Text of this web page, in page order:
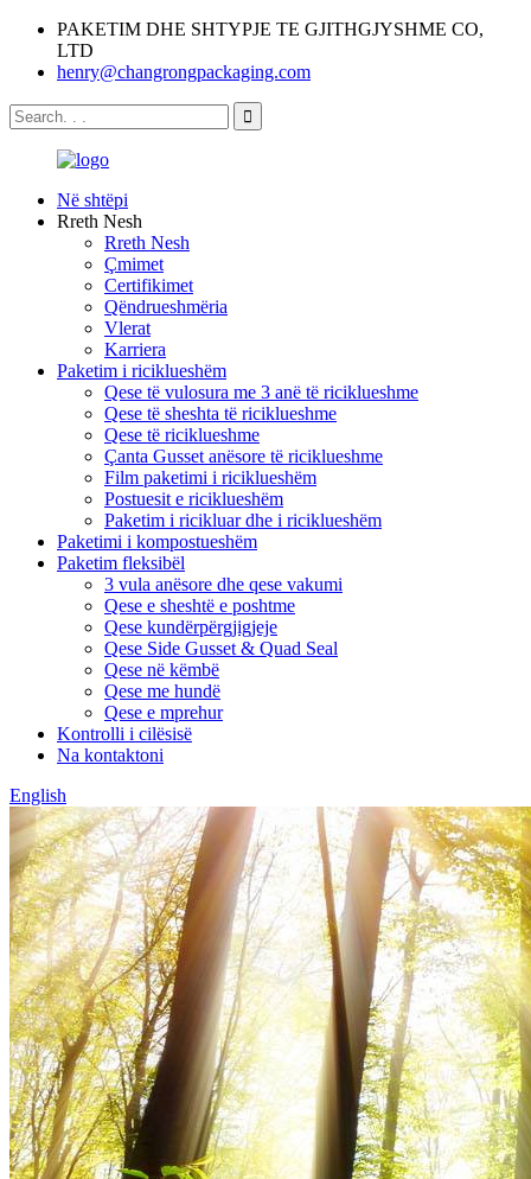
PAKETIM DHE SHTYPJE TE GJITHGJYSHME CO,
LTD
henry@changrongpackaging.com
Në shtëpi
Rreth Nesh
Rreth Nesh
Çmimet
Certifikimet
Qëndrueshmëria
Vlerat
Karriera
Paketim i riciklueshëm
Qese të vulosura me 3 anë të riciklueshme
Qese të sheshta të riciklueshme
Qese të riciklueshme
Çanta Gusset anësore të riciklueshme
Film paketimi i riciklueshëm
Postuesit e riciklueshëm
Paketim i ricikluar dhe i riciklueshëm
Paketimi i kompostueshëm
Paketim fleksibël
3 vula anësore dhe qese vakumi
Qese e sheshtë e poshtme
Qese kundërpërgjigjeje
Qese Side Gusset & Quad Seal
Qese në këmbë
Qese me hundë
Qese e mprehur
Kontrolli i cilësisë
Na kontaktoni
English